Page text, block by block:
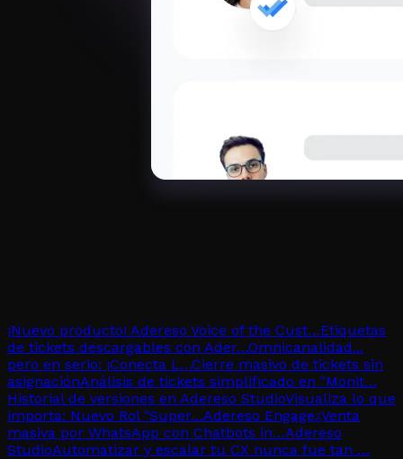
¡Nuevo producto! Adereso Voice of the Cust…Etiquetas
de tickets descargables con Ader…Omnicanalidad...
pero en serio: ¡Conecta L…Cierre masivo de tickets sin
asignaciónAnálisis de tickets simplificado en "Monit…
Historial de versiones en Adereso StudioVisualiza lo que
importa: Nuevo Rol "Super…Adereso Engage¿Venta
masiva por WhatsApp con Chatbots in…Adereso
StudioAutomatizar y escalar tu CX nunca fue tan …